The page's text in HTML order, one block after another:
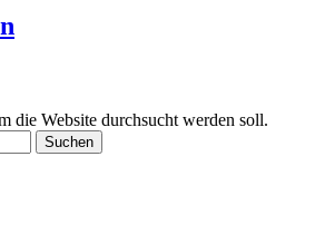
die Website durchsucht werden soll.
Suchen